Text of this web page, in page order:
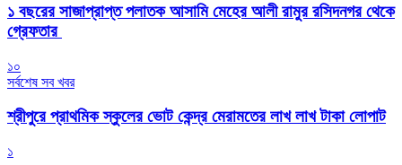
১ বছরের সাজাপ্রাপ্ত পলাতক আসামি মেহের আলী রামুর রসিদনগর থেকে
গ্রেফতার ‎
১০
সর্বশেষ সব খবর
শ্রীপুরে প্রাথমিক স্কুলের ভোট কেন্দ্র মেরামতের লাখ লাখ টাকা লোপাট
১